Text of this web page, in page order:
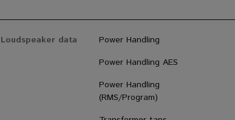
Loudspeaker data Power Handling
Power Handling AES
Power Handling
(RMS/Program)